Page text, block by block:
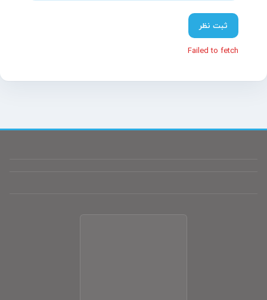
ثبت نظر
Failed to fetch
معمولاً در چند دقیقه پاسخ می‌دهیم